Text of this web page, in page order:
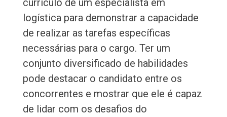
currículo de um especialista em
logística para demonstrar a capacidade
de realizar as tarefas específicas
necessárias para o cargo. Ter um
conjunto diversificado de habilidades
pode destacar o candidato entre os
concorrentes e mostrar que ele é capaz
de lidar com os desafios do